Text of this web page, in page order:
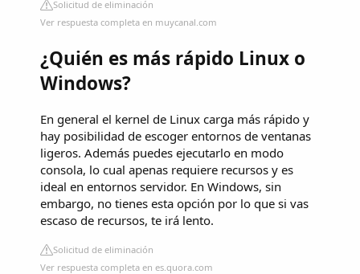
Solicitud de eliminación
Ver respuesta completa en muycanal.com
¿Quién es más rápido Linux o
Windows?
En general el kernel de Linux carga más rápido y
hay posibilidad de escoger entornos de ventanas
ligeros. Además puedes ejecutarlo en modo
consola, lo cual apenas requiere recursos y es
ideal en entornos servidor. En Windows, sin
embargo, no tienes esta opción por lo que si vas
escaso de recursos, te irá lento.
Solicitud de eliminación
Ver respuesta completa en es.quora.com